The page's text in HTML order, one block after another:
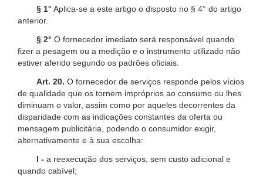
§ 1° Aplica-se a este artigo o disposto no § 4° do artigo
anterior.
§ 2° O fornecedor imediato será responsável quando
fizer a pesagem ou a medição e o instrumento utilizado não
estiver aferido segundo os padrões oficiais.
Art. 20. O fornecedor de serviços responde pelos vícios
de qualidade que os tornem impróprios ao consumo ou lhes
diminuam o valor, assim como por aqueles decorrentes da
disparidade com as indicações constantes da oferta ou
mensagem publicitária, podendo o consumidor exigir,
alternativamente e à sua escolha:
I - a reexecução dos serviços, sem custo adicional e
quando cabível;